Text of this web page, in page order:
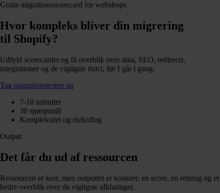
Gratis migrationsscorecard for webshops
Hvor kompleks bliver din migrering
til Shopify?
Udfyld scorecardet og få overblik over data, SEO, redirects,
integrationer og de vigtigste risici, før I går i gang.
Tag migrationstesten nu
7-10 minutter
30 spørgsmål
Kompleksitet og risikoflag
Output
Det får du ud af ressourcen
Ressourcen er kort, men outputtet er konkret: en score, en retning og et
bedre overblik over de vigtigste afklaringer.